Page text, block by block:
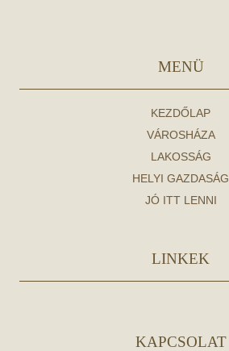
MENÜ
KEZDŐLAP
VÁROSHÁZA
LAKOSSÁG
HELYI GAZDASÁG
JÓ ITT LENNI
LINKEK
KAPCSOLAT